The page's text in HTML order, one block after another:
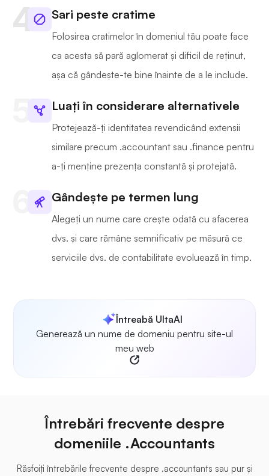
Sari peste cratime
Folosirea cratimelor în domeniul tău poate face
ca acesta să pară aglomerat și dificil de reținut,
așa că gândește-te bine înainte de a le include.
Luați în considerare alternativele
Protejează-ți identitatea revendicând extensii
similare precum .accountant sau .finance pentru
a-ți menține prezența constantă și protejată.
Gândește pe termen lung
Alegeți un nume care crește odată cu afacerea
dvs. și care rămâne semnificativ pe măsură ce
serviciile dvs. de contabilitate evoluează în timp.
Întreabă UltaAI
Generează un nume de domeniu pentru site-ul
meu web
Întrebări frecvente despre
domeniile .Accountants
Răsfoiți întrebările frecvente despre .accountants sau pur și